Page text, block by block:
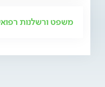
משפט ורשלנות